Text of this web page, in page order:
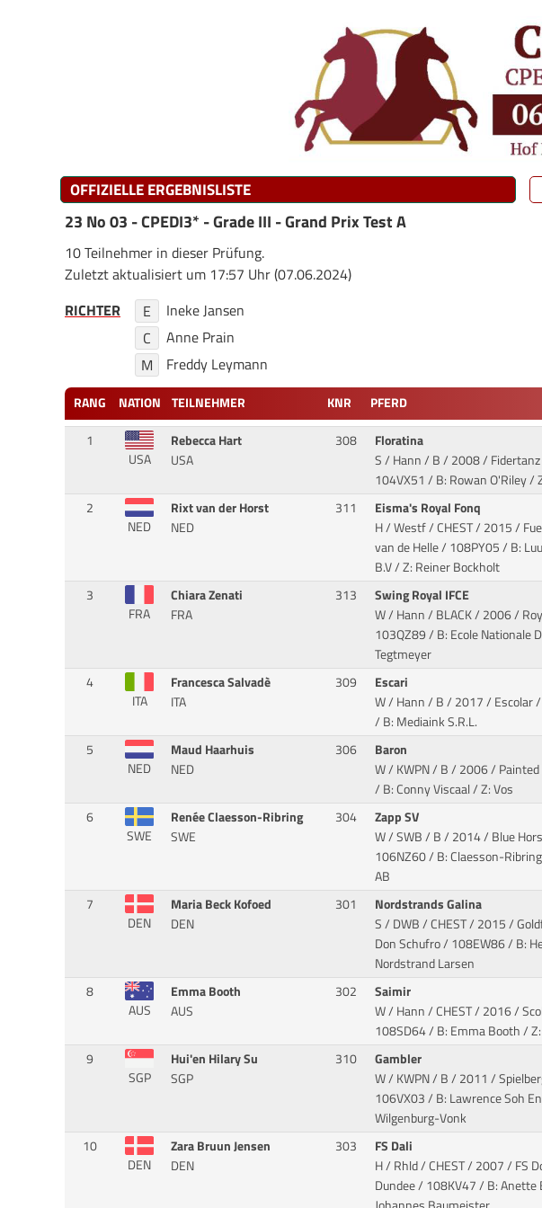
OFFIZIELLE ERGEBNISLISTE
23 No 03 - CPEDI3* - Grade III - Grand Prix Test A
10 Teilnehmer in dieser Prüfung.
Zuletzt aktualisiert um 17:57 Uhr (07.06.2024)
RICHTER
E
Ineke Jansen
C
Anne Prain
M
Freddy Leymann
RANG NATION TEILNEHMER KNR PFERD
1
USA
Rebecca Hart
USA
308
Floratina
S / Hann / B / 2008 / Fidertanz
104VX51 / B: Rowan O'Riley /
2
NED
Rixt van der Horst
NED
311
Eisma's Royal Fonq
H / Westf / CHEST / 2015 /
van de Helle/ 108PY05 / B:
B.V / Z: Reiner Bockholt
3
FRA
Chiara Zenati
FRA
313
Swing Royal IFCE
W / Hann / BLACK / 2006 /
103QZ89 / B: Ecole Nationale
Tegtmeyer
4
ITA
Francesca Salvadè
ITA
309
Escari
W / Hann / B / 2017 / Escolar
/ B: Mediaink S.R.L.
5
NED
Maud Haarhuis
NED
306
Baron
W / KWPN / B / 2006 /
/ B: Conny Viscaal / Z: Vos
6
SWE
Renée Claesson-Ribring
SWE
304
Zapp SV
W / SWB / B / 2014 / Blue
106NZ60 / B: Claesson-
AB
7
DEN
Maria Beck Kofoed
DEN
301
Nordstrands Galina
S / DWB / CHEST / 2015 /
Don Schufro/ 108EW86 / B:
Nordstrand Larsen
8
AUS
Emma Booth
AUS
302
Saimir
W / Hann / CHEST / 2016 /
108SD64 / B: Emma Booth /
9
SGP
Hui'en Hilary Su
SGP
310
Gambler
W / KWPN / B / 2011 /
106VX03 / B: Lawrence Soh
Wilgenburg-Vonk
10
DEN
Zara Bruun Jensen
DEN
303
FS Dali
H / Rhld / CHEST / 2007 / FS
Dundee/ 108KV47 / B: Anette